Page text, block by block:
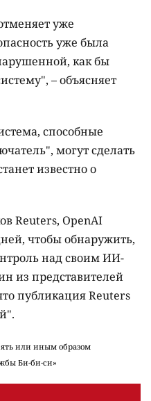
уже
уже была
как бы
– объясняет
способные
могут сделать
известно о
Reuters, OpenAI
чтобы обнаружить,
над своим ИИ-
из представителей
публикация Reuters
или иным образом
Би-би-си»